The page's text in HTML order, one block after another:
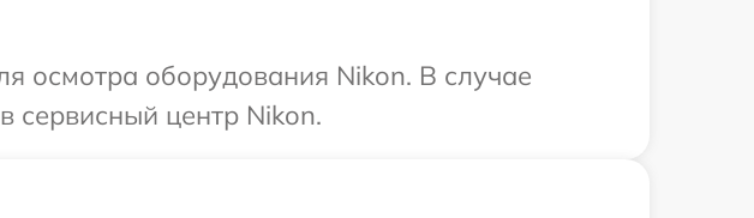
осмотра оборудования Nikon. В случае
сервисный центр Nikon.